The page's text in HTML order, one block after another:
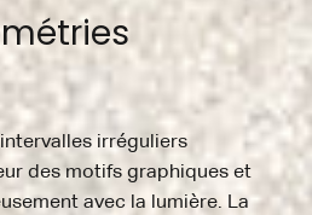
irréguliers
des motifs graphiques et
avec la lumière. La